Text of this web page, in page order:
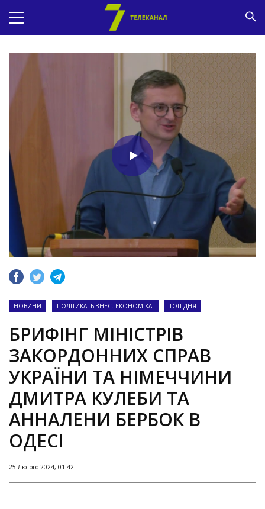
НОВИНИ ПОЛІТИКА. БІЗНЕС. ЕКОНОМІКА. ТОП ДНЯ
БРИФІНГ МІНІСТРІВ
ЗАКОРДОННИХ СПРАВ
УКРАЇНИ ТА НІМЕЧЧИНИ
ДМИТРА КУЛЕБИ ТА
АННАЛЕНИ БЕРБОК В
ОДЕСІ
25 Лютого 2024, 01:42